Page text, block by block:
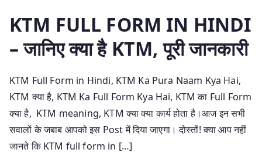
KTM FULL FORM IN HINDI
– जानिए क्या है KTM, पूरी जानकारी
KTM Full Form in Hindi, KTM Ka Pura Naam Kya Hai,
KTM क्या है, KTM Ka Full Form Kya Hai, KTM का Full Form
क्या है, KTM meaning, KTM क्या क्या कार्य होता है।आज इन सभी
सवालों के जबाब आपको इस Post में दिया जाएगा। दोस्तों! क्या आप नहीं
जानते कि KTM full form in […]